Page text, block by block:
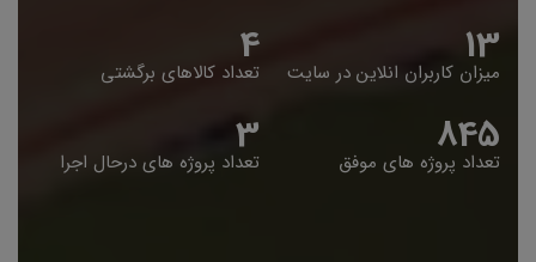
14
میزان کاربران انلاین در سایت 5
تعداد کالاهای برگشتی
848
تعداد پروژه های موفق 4
تعداد پروژه های درحال اجرا